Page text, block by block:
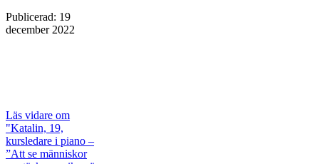
Publicerad: 19
december 2022
Läs vidare om
"Katalin, 19,
kursledare i piano –
”Att se människor